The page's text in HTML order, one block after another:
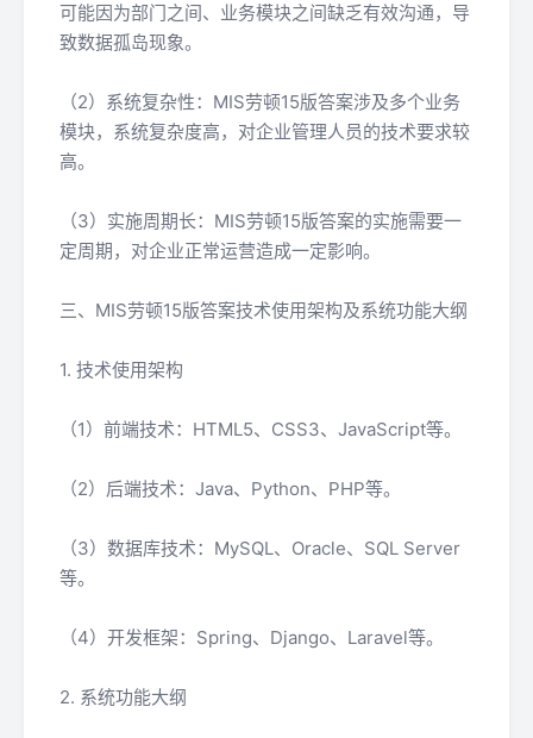
可能因为部门之间、业务模块之间缺乏有效沟通，导
致数据孤岛现象。
（2）系统复杂性：MIS劳顿15版答案涉及多个业务
模块，系统复杂度高，对企业管理人员的技术要求较
高。
（3）实施周期长：MIS劳顿15版答案的实施需要一
定周期，对企业正常运营造成一定影响。
三、MIS劳顿15版答案技术使用架构及系统功能大纲
1. 技术使用架构
（1）前端技术：HTML5、CSS3、JavaScript等。
（2）后端技术：Java、Python、PHP等。
（3）数据库技术：MySQL、Oracle、SQL Server
等。
（4）开发框架：Spring、Django、Laravel等。
2. 系统功能大纲